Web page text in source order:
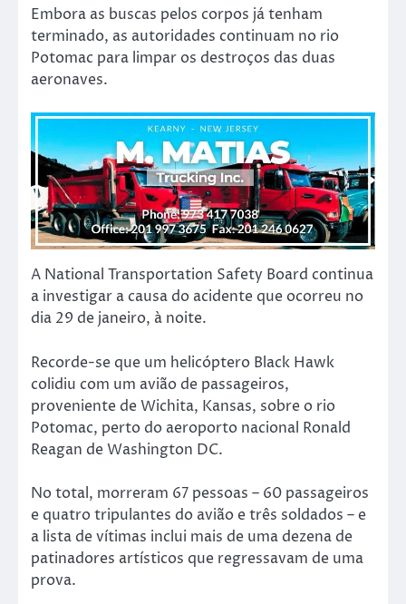
Embora as buscas pelos corpos já tenham
terminado, as autoridades continuam no rio
Potomac para limpar os destroços das duas
aeronaves.
A National Transportation Safety Board continua
a investigar a causa do acidente que ocorreu no
dia 29 de janeiro, à noite.
Recorde-se que um helicóptero Black Hawk
colidiu com um avião de passageiros,
proveniente de Wichita, Kansas, sobre o rio
Potomac, perto do aeroporto nacional Ronald
Reagan de Washington DC.
No total, morreram 67 pessoas – 60 passageiros
e quatro tripulantes do avião e três soldados – e
a lista de vítimas inclui mais de uma dezena de
patinadores artísticos que regressavam de uma
prova.